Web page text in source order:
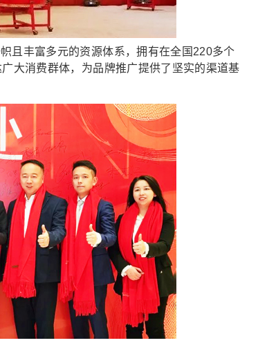
丰富多元的资源体系，拥有在全国220多个
大消费群体，为品牌推广提供了坚实的渠道基